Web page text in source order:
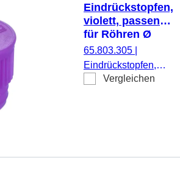
Eindrückstopfen,
violett, passend
für Röhren Ø
15,7 mm
65.803.305
Eindrückstopfen,
violett, passend für
Vergleichen